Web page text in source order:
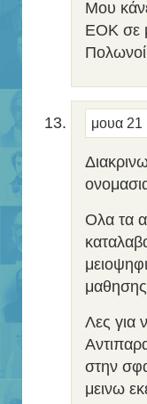
Μου
ΕΟΚ σε
μουα 21
Ολα τα
Λες για
στην
μεινω